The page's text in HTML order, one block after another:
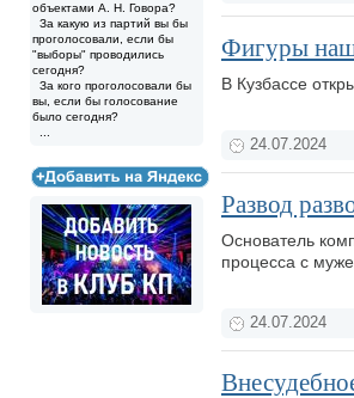
объектами А. Н. Говора?
За какую из партий вы бы
проголосовали, если бы
"выборы" проводились
сегодня?
За кого проголосовали бы
вы, если бы голосование
было сегодня?
Фигуры
В Кузбассе
24.07.2024
Развод
Основатель
процесса с
24.07.2024